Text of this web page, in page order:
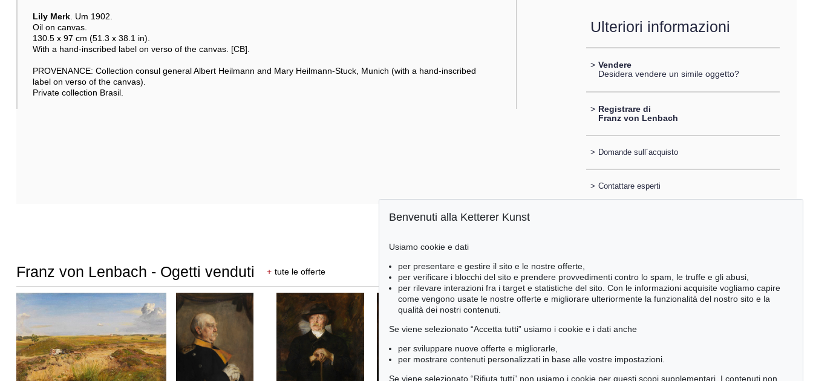
Lily Merk. Um 1902.
Oil on canvas.
130.5 x 97 cm (51.3 x 38.1 in).
With a hand-inscribed label on verso of the canvas. [CB].
PROVENANCE: Collection consul general Albert Heilmann and Mary Heilmann-Stuck, Munich (with a hand-inscribed
label on verso of the canvas).
Private collection Brasil.
Ulteriori informazioni
> Vendere
Desidera vendere un simile oggetto?
> Registrare di
Franz von Lenbach
> Domande sull´acquisto
> Contattare esperti
Franz von Lenbach - Ogetti venduti + tute le offerte
Benvenuti alla Ketterer Kunst
Usiamo cookie e dati
per presentare e gestire il sito e le nostre offerte,
per verificare i blocchi del sito e prendere provvedimenti contro lo spam, le truffe e gli abusi,
per rilevare interazioni fra i target e statistiche del sito. Con le informazioni acquisite vogliamo capire
come vengono usate le nostre offerte e migliorare ulteriormente la funzionalità del nostro sito e la
qualità dei nostri contenuti.
Se viene selezionato “Accetta tutti” usiamo i cookie e i dati anche
per sviluppare nuove offerte e migliorarle,
per mostrare contenuti personalizzati in base alle vostre impostazioni.
Se viene selezionato “Rifiuta tutti” non usiamo i cookie per questi scopi supplementari. I contenuti non